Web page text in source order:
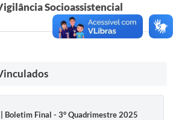
Socioassistencial
Boletim Final - 3° Quadrimestre 2025